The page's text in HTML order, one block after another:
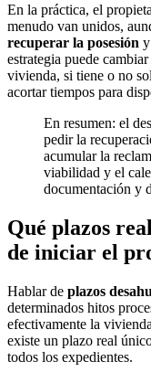
En la práctica, el
menudo van unidos,
recuperar la posesión y
estrategia puede
vivienda, si tiene o no
acortar tiempos para
En resumen: el
pedir la
acumular la
viabilidad y el
documentación y
Qué plazos
de iniciar el
Hablar de plazos
determinados hitos
efectivamente la vivienda
existe un plazo real
todos los expedientes.